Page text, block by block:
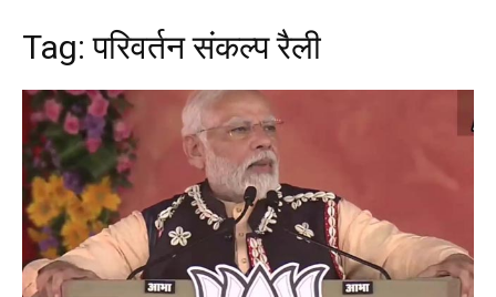
Tag:परिवर्तन संकल्प रैली